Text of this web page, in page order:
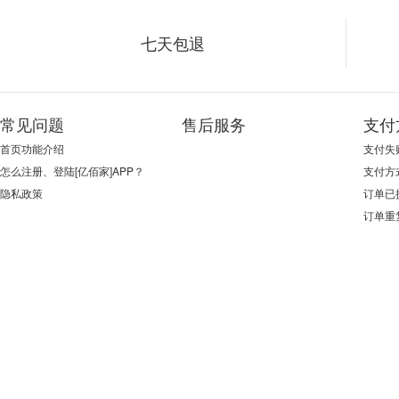
七天包退
常见问题
首页功能介绍
怎么注册、登陆[亿佰家]APP？
隐私政策
售后服务 支
支付失
支付方
订单已
订单重